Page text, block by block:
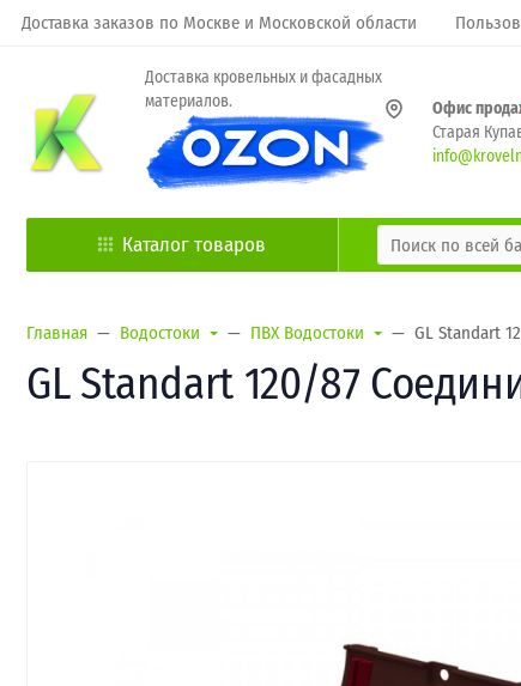
Доставка заказов по Москве и Московской области
Доставка кровельных и фасадных
материалов.
Офис
Старая
Каталог товаров
Главная Водостоки ПВХ Водостоки GL Standart
GL Standart 120/87